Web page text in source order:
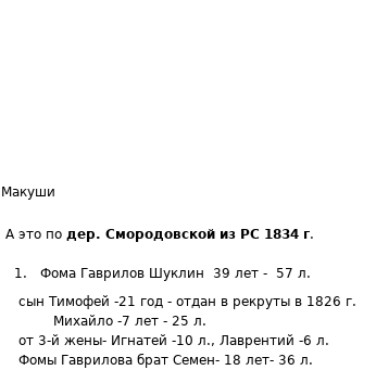
Макуши
А это по дер. Смородовской из РС 1834 г.
1. Фома Гаврилов Шуклин 39 лет - 57 л.
сын Тимофей -21 год - отдан в рекруты в 1826 г.
Михайло -7 лет - 25 л.
от 3-й жены- Игнатей -10 л., Лаврентий -6 л.
Фомы Гаврилова брат Семен- 18 лет- 36 л.